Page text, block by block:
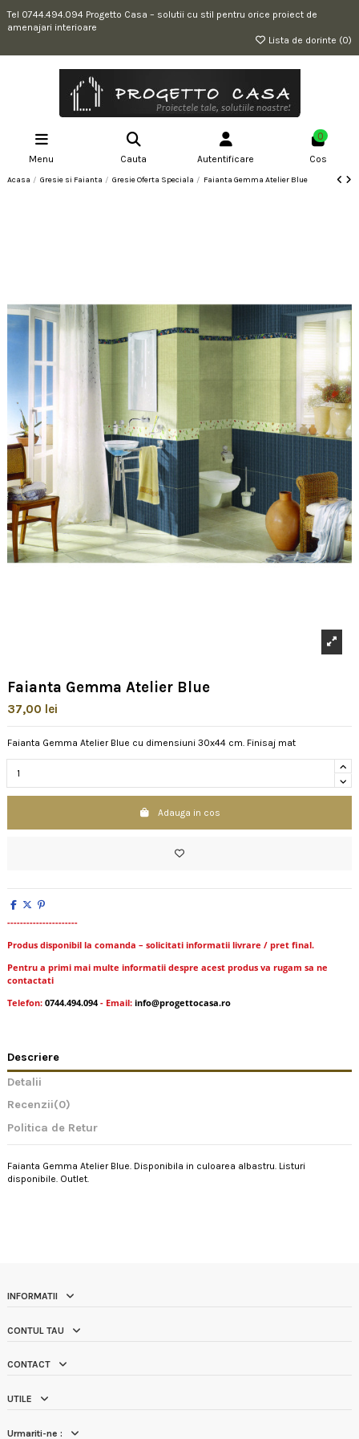
Tel 0744.494.094 Progetto Casa – solutii cu stil pentru orice proiect de
amenajari interioare
Lista de dorinte (0)
Menu Cauta Autentificare
0
Cos
Acasa Gresie si Faianta Gresie Oferta Speciala Faianta Gemma Atelier Blue
Faianta Gemma Atelier Blue
37,00 lei
Faianta Gemma Atelier Blue cu dimensiuni 30x44 cm. Finisaj mat
Adauga in cos
----------------------
Produs disponibil la comanda – solicitati informatii livrare / pret final.
Pentru a primi mai multe informatii despre acest produs va rugam sa ne
contactati
Telefon: 0744.494.094- Email: info@progettocasa.ro
Descriere
Detalii
Recenzii(0)
Politica de Retur
Faianta Gemma Atelier Blue. Disponibila in culoarea albastru. Listuri
disponibile. Outlet.
INFORMATII
CONTUL TAU
CONTACT
UTILE
Urmariti-ne :